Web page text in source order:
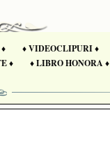
♦ VIDEOCLIPURI ♦
♦ ♦ LIBRO HONORA ♦